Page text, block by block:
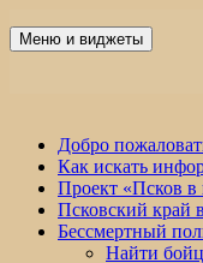
Победа 60
Меню и виджеты
Добро
Как искать
Проект «Псков
Псковский край
Бессмертный
Найти